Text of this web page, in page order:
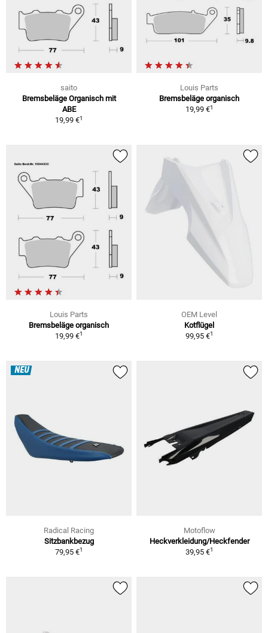
saito
Bremsbeläge Organisch mit
ABE
19,99 €1
Louis Parts
Bremsbeläge organisch
19,99 €1
Louis Parts
Bremsbeläge organisch
19,99 €1
OEM Level
Kotflügel
99,95 €1
NEU
Radical Racing
Sitzbankbezug
79,95 €1
Motoflow
Heckverkleidung/Heckfender
39,95 €1